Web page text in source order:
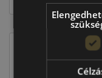
EU-s